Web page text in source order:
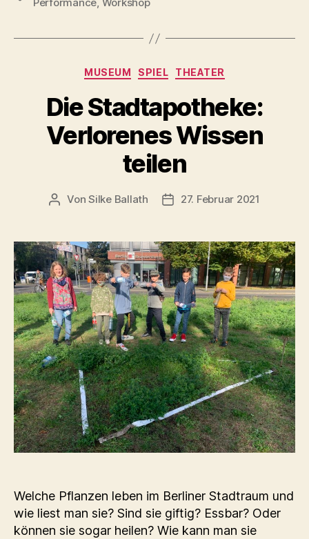
Kategorien
MUSEUM SPIEL THEATER
Die Stadtapotheke:
Verlorenes Wissen
teilen
Beitragsautor
VonSilke Ballath Beitragsdatum
27. Februar 2021
Welche Pflanzen leben im Berliner Stadtraum und
wie liest man sie? Sind sie giftig? Essbar? Oder
können sie sogar heilen? Wie kann man sie